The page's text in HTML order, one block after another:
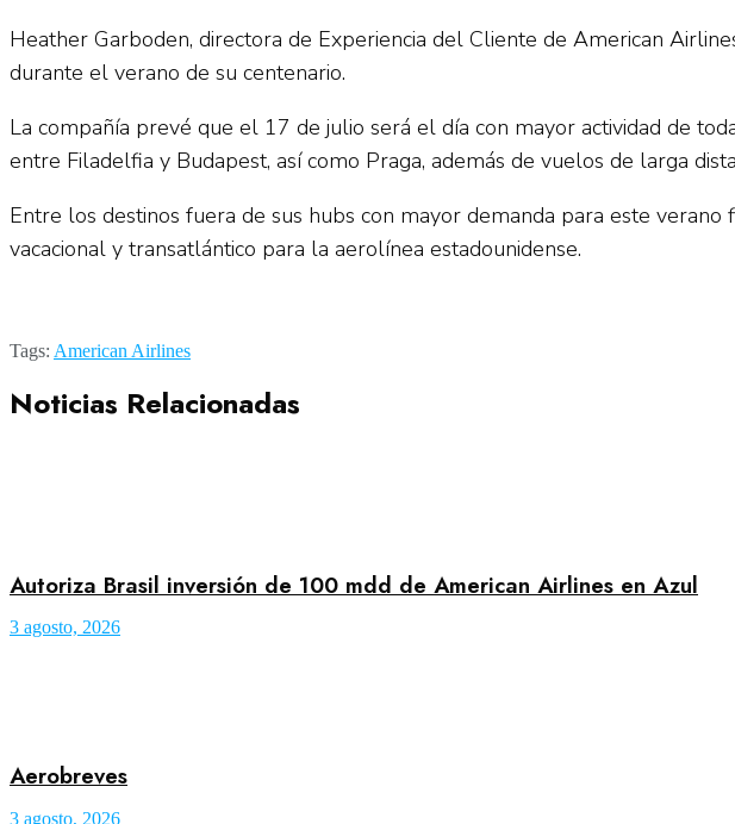
Heather Garboden, directora de Experiencia del Cliente de American
durante el verano de su centenario.
La compañía prevé que el 17 de julio será el día con mayor actividad de
entre Filadelfia y Budapest, así como Praga, además de vuelos de larga
Entre los destinos fuera de sus hubs con mayor demanda para este
vacacional y transatlántico para la aerolínea estadounidense.
Tags: American Airlines
Noticias Relacionadas
Autoriza Brasil inversión de 100 mdd de American Airlines en Azul
3 agosto, 2026
Aerobreves
3 agosto, 2026